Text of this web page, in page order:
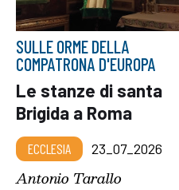
SULLE ORME DELLA
COMPATRONA D'EUROPA
Le stanze di santa
Brigida a Roma
ECCLESIA 23_07_2026
Antonio Tarallo